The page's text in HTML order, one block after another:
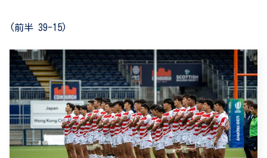
(前半 39-15)